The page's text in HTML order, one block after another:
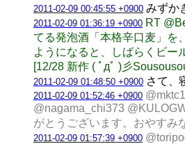
2011-02-09 00:45:55 +0900 みずか
2011-02-09 01:36:19 +0900 RT
てる発泡酒「本格辛口麦」を
ようになると、しばらくビー
[12/28 新作 ( ﾟдﾟ )彡
2011-02-09 01:48:50 +0900 さて、
2011-02-09 01:52:46 +0900
@nagama_chi373
がとうございます。おやすみ
2011-02-09 01:57:39 +0900